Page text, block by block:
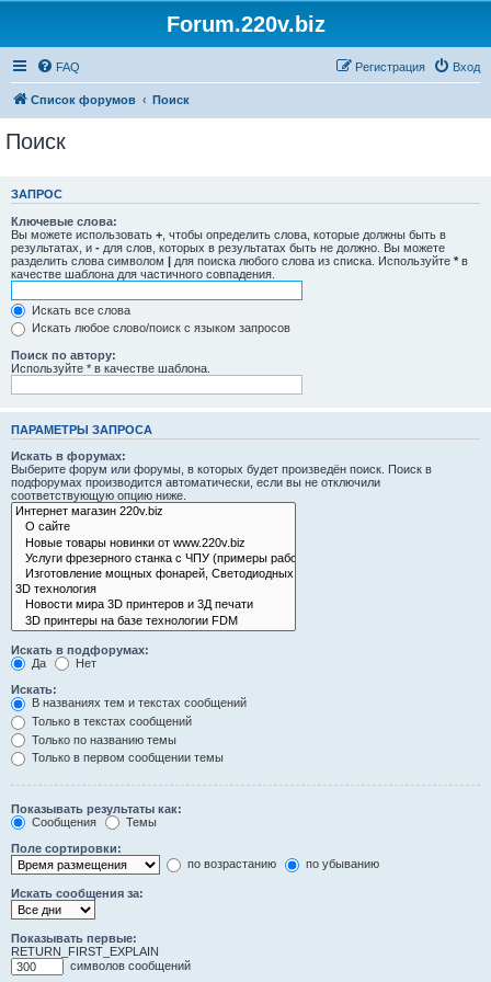
Forum.220v.biz
FAQ Вход
Регистрация
Список форумов Поиск
Поиск
ЗАПРОС
Ключевые слова:
Вы можете использовать + , чтобы определить слова, которые должны быть в
результатах, и - для слов, которых в результатах быть не должно. Вы можете
разделить слова символом | для поиска любого слова из списка. Используйте * в
качестве шаблона для частичного совпадения.
Искать все слова
Искать любое слово/поиск с языком запросов
Поиск по автору:
Используйте * в качестве шаблона.
ПАРАМЕТРЫ ЗАПРОСА
Искать в форумах:
Выберите форум или форумы, в которых будет произведён поиск. Поиск в
подфорумах производится автоматически, если вы не отключили
соответствующую опцию ниже.
Искать в подфорумах:
Да
Нет
Искать:
В названиях тем и текстах сообщений
Только в текстах сообщений
Только по названию темы
Только в первом сообщении темы
Показывать результаты как:
Сообщения
Темы
Поле сортировки:
по возрастанию
по убыванию
Искать сообщения за:
Показывать первые:
RETURN_FIRST_EXPLAIN
символов сообщений